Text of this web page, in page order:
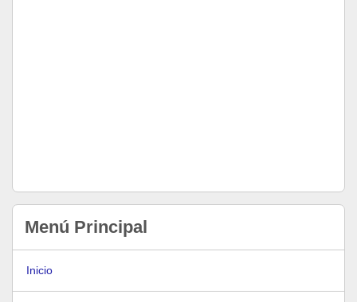
Menú Principal
Inicio